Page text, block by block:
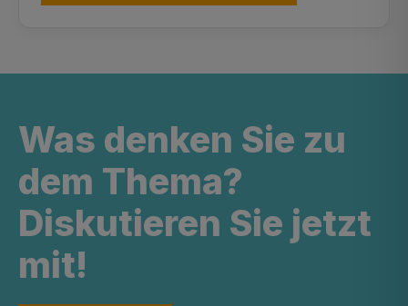
Was denken Sie zu
dem Thema?
Diskutieren Sie jetzt
mit!